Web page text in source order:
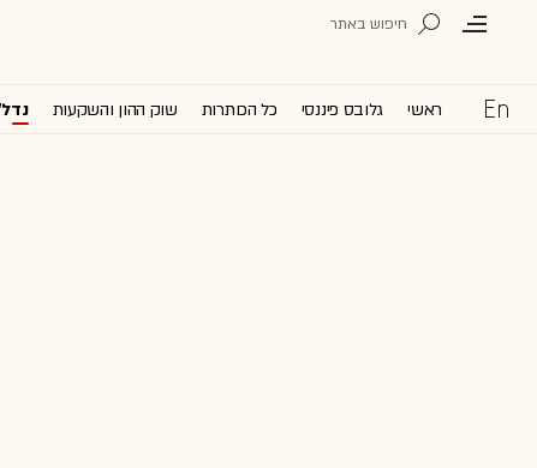
ראשי גלובס פיננסי כל הכותרות שוק ההון והשקעות